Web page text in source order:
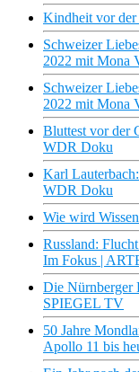
Kindheit vor der
Schweizer
2022 mit Mona
Schweizer
2022 mit Mona
Bluttest vor der
WDR Doku
Karl
WDR Doku
Wie wird
Russland:
Im Fokus |
Die Nürnberger
SPIEGEL TV
50 Jahre
Apollo 11 bis